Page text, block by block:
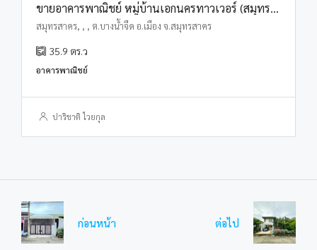
ขายอาคารพาณิชย์ หมู่บ้านเอกนครทาวเวอร์ (สมุทรสาคร)
สมุทรสาคร, , , ต.บางน้ำจืด อ.เมือง จ.สมุทรสาคร
35.9 ตร.ว
อาคารพาณิชย์
ปาริชาติ ไวยกุล
ก่อนหน้า ต่อไป